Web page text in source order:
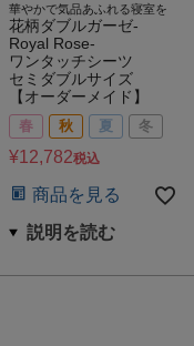
華やかで気品あふれる寝室を
花柄ダブルガーゼ-
Royal Rose-
ワンタッチシーツ
セミダブルサイズ
【オーダーメイド】
春 秋 夏 冬
¥12,782税込
商品を見る